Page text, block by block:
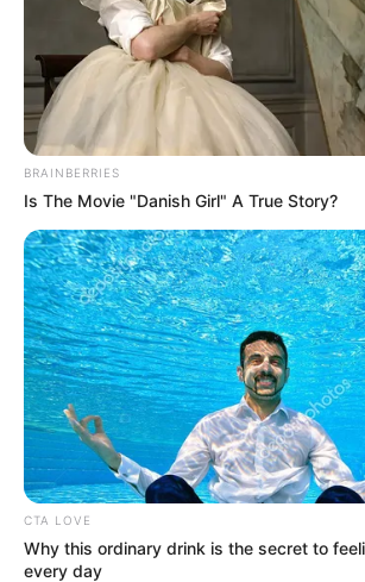
Melissa Martínez, pues de acuerdo a lo
una historia de Instagram, ella
habría
que tenía con Matías Mier,
se habría
preguntas que por lo general nos
termina una relación y por ende, habría
con su vida sanando su corazón.
Hace más o menos siete meses,la
separación tras tres años de
que ha traído muchos rumores sobre
supuestas indirectas por parte de los
COMPARTIR
ALERTA BOGOTÁ EN GOOGLE
TEMAS RELACIONADOS
BRAINBERRIES
Is The Movie "Danish Girl" A True Story?
CTA LOVE
Why this ordinary drink is the secret to
every day